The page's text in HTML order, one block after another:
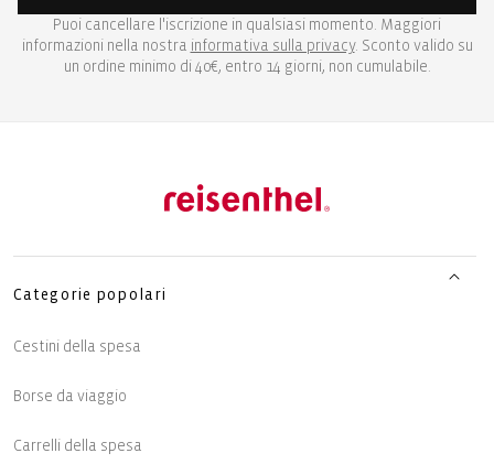
Puoi cancellare l'iscrizione in qualsiasi momento. Maggiori
informazioni nella nostra informativa sulla privacy. Sconto valido su
un ordine minimo di 40€, entro 14 giorni, non cumulabile.
Categorie popolari
Cestini della spesa
Borse da viaggio
Carrelli della spesa